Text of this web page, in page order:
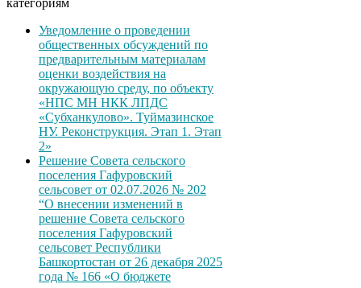
Уведомление о проведении
общественных обсуждений по
предварительным материалам
оценки воздействия на
окружающую среду, по объекту
«НПС МН НКК ЛПДС
«Субханкулово». Туймазинское
НУ. Реконструкция. Этап 1. Этап
2»
Решение Совета сельского
поселения Гафуровский
сельсовет от 02.07.2026 № 202
“О внесении изменений в
решение Совета сельского
поселения Гафуровский
сельсовет Республики
Башкортостан от 26 декабря 2025
года № 166 «О бюджете